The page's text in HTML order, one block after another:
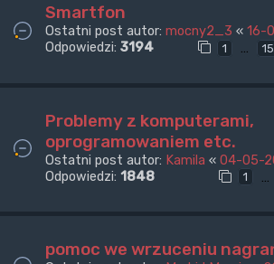
Smartfon
Ostatni post autor: mocny2_3 « 16-
Odpowiedzi: 3194 1 …
Problemy z komputerami,
oprogramowaniem etc.
Ostatni post autor: Kamila « 04-05-
Odpowiedzi: 1848 1 …
pomoc we wrzuceniu